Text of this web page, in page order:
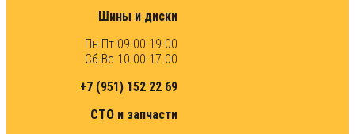
Шины и диски
Пн-Пт 09.00-19.00
Сб-Вс 10.00-17.00
+7 (951) 152 22 69
СТО и запчасти